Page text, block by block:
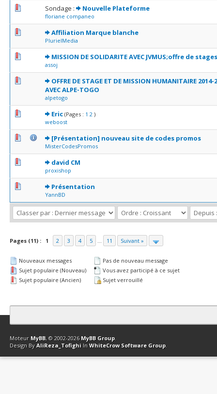
Sondage : Nouvelle Plateforme
floriane companeo
0 Votes - 0 sur 5 en moyenne
1 23 45
Affiliation Marque blanche
PlurielMedia
0 Votes - 0 sur 5 en moyenne
12345
MISSION DE SOLIDARITE AVEC JVMUS;offre de stages
assoj
0 Votes - 0 sur 5 en moyenne
12 345
OFFRE DE STAGE ET DE MISSION HUMANITAIRE 2014-
AVEC ALPE-TOGO
alpetogo
0 Votes - 0 sur 5 en moyenne
12345
Eric (Pages : 1 2 )
weboost
1 Votes - 5 sur 5 en moyenne
123 45
[Présentation] nouveau site de codes promos
MisterCodesPromos
0 Votes - 0 sur 5 en moyenne
12345
david CM
proxishop
0 Votes - 0 sur 5 en moyenne
123
Présentation
YannBD
0 Votes - 0 sur 5 en moyenne
12345
Pages (11) : 1 2 3 4 5 ... 11 Suivant »
Nouveaux messages
Sujet populaire (Nouveau)
Sujet populaire (Ancien)
Pas de nouveau message
Vous avez participé à ce sujet
Sujet verrouillé
Contact Club Affiliation Retourner en haut Version bas-débit
Moteur MyBB, © 2002-2026 MyBB Group.
Design By AliReza_Tofighi In WhiteCrow Software Group.